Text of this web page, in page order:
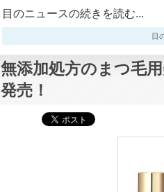
目のニュースの続きを読む...
目
無添加処方のまつ毛
発売！